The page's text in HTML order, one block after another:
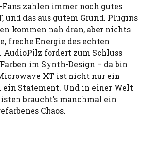
zahlen immer noch gutes
und das aus gutem Grund. Plugins
kommen nah dran, aber nichts
freche Energie des echten
AudioPilz fordert zum Schluss
im Synth-Design – da bin
XT ist nicht nur ein
ein Statement. Und in einer Welt
braucht’s manchmal ein
Chaos.